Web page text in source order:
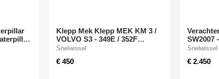
Klepp Mek Klepp MEK KM 3 /
VOLVO S3 - 349E / 352F
snelwissel voor Caterpillar
€ 450
Snelwissel
SW2007
€ 2.450
Snelwissel